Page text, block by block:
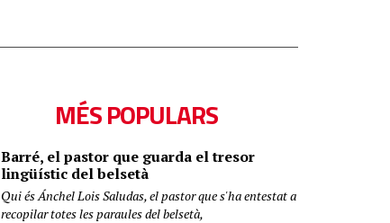
MÉS POPULARS
Barré, el pastor que guarda el tresor
lingüístic del belsetà
Qui és Ánchel Lois Saludas, el pastor que s'ha entestat a
recopilar totes les paraules del belsetà,